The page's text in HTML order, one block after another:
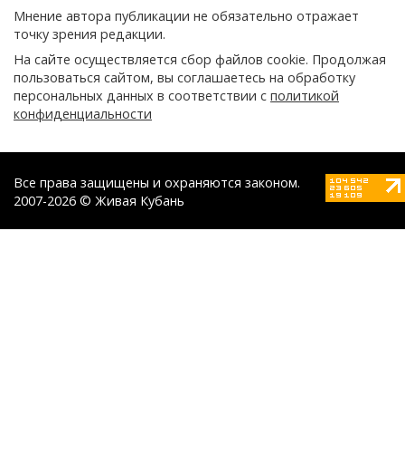
Мнение автора публикации не обязательно отражает
точку зрения редакции.
На сайте осуществляется сбор файлов cookie. Продолжая
пользоваться сайтом, вы соглашаетесь на обработку
персональных данных в соответствии с политикой
конфиденциальности
Все права защищены и охраняются законом.
2007-2026 © Живая Кубань